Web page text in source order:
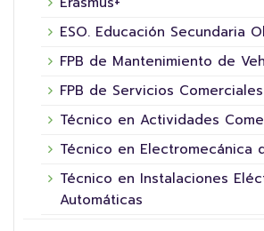
ESO. Educación Secundaria
FPB de Mantenimiento de
FPB de Servicios Comerciales
Técnico en Actividades
Técnico en Electromecánica
Técnico en Instalaciones
Automáticas